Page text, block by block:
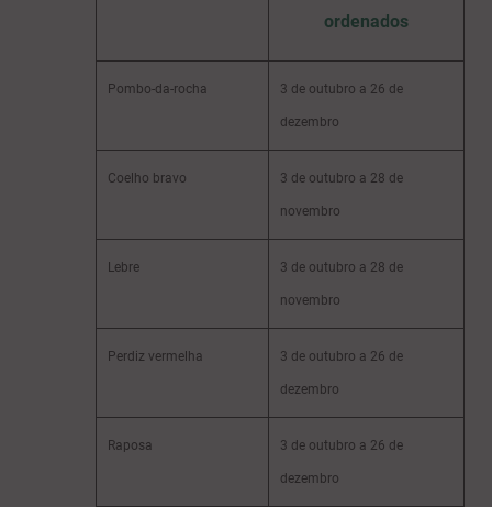
ordenados
Pombo-da-rocha 3 de outubro a 26 de
dezembro
Coelho bravo 3 de outubro a 28 de
novembro
Lebre 3 de outubro a 28 de
novembro
Perdiz vermelha 3 de outubro a 26 de
dezembro
Raposa 3 de outubro a 26 de
dezembro